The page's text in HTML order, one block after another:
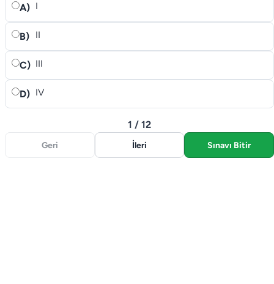
A) I
B) II
C) III
D) IV
Geri
1 / 12
İleri Sınavı Bitir